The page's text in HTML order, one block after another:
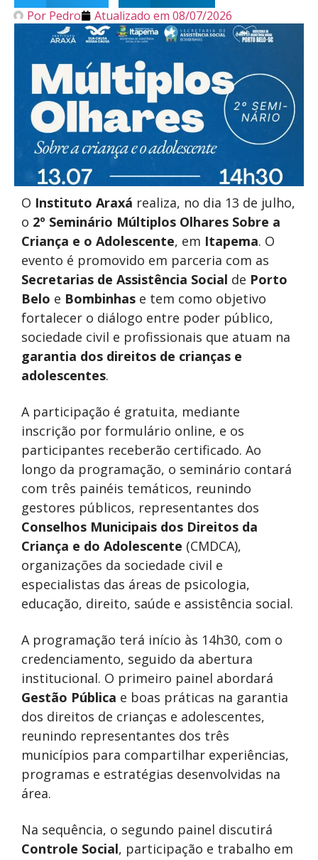
Por Pedro Atualizado em 08/07/2026
O Instituto Araxá realiza, no dia 13 de julho,
o 2º Seminário Múltiplos Olhares Sobre a
Criança e o Adolescente, em Itapema. O
evento é promovido em parceria com as
Secretarias de Assistência Social de Porto
Belo e Bombinhas e tem como objetivo
fortalecer o diálogo entre poder público,
sociedade civil e profissionais que atuam na
garantia dos direitos de crianças e
adolescentes.
A participação é gratuita, mediante
inscrição por formulário online, e os
participantes receberão certificado. Ao
longo da programação, o seminário contará
com três painéis temáticos, reunindo
gestores públicos, representantes dos
Conselhos Municipais dos Direitos da
Criança e do Adolescente (CMDCA),
organizações da sociedade civil e
especialistas das áreas de psicologia,
educação, direito, saúde e assistência social.
A programação terá início às 14h30, com o
credenciamento, seguido da abertura
institucional. O primeiro painel abordará
Gestão Pública e boas práticas na garantia
dos direitos de crianças e adolescentes,
reunindo representantes dos três
municípios para compartilhar experiências,
programas e estratégias desenvolvidas na
área.
Na sequência, o segundo painel discutirá
Controle Social, participação e trabalho em